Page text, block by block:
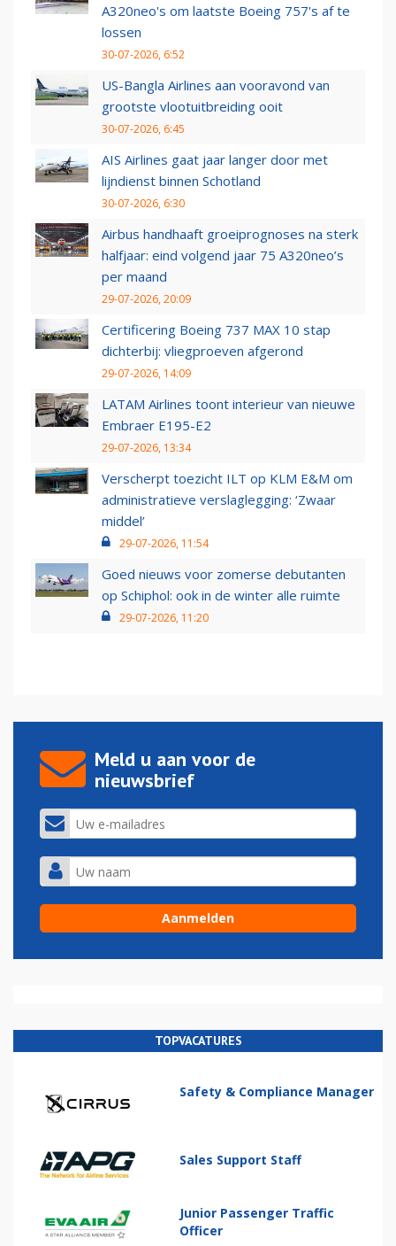
A320neo's om laatste Boeing 757's af te
lossen
30-07-2026, 6:52
US-Bangla Airlines aan vooravond van
grootste vlootuitbreiding ooit
30-07-2026, 6:45
AIS Airlines gaat jaar langer door met
lijndienst binnen Schotland
30-07-2026, 6:30
Airbus handhaaft groeiprognoses na sterk
halfjaar: eind volgend jaar 75 A320neo’s
per maand
29-07-2026, 20:09
Certificering Boeing 737 MAX 10 stap
dichterbij: vliegproeven afgerond
29-07-2026, 14:09
LATAM Airlines toont interieur van nieuwe
Embraer E195-E2
29-07-2026, 13:34
Verscherpt toezicht ILT op KLM E&M om
administratieve verslaglegging: ‘Zwaar
middel’
29-07-2026, 11:54
Goed nieuws voor zomerse debutanten
op Schiphol: ook in de winter alle ruimte
29-07-2026, 11:20
Meld u aan voor de
nieuwsbrief
TOPVACATURES
Safety & Compliance Manager
Sales Support Staff
Junior Passenger Traffic
Officer